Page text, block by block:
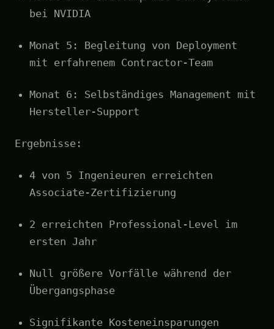
bei NVIDIA
Monat 5: Begleitung von Deployment
mit erfahrenem Contractor-Team
Monat 6: Selbständiges Management mit
Hersteller-Support
Ergebnisse:
4 von 5 Ingenieuren erreichten
Associate-Zertifizierung
2 erreichten Professional-Level im
ersten Jahr
Null größere Vorfälle während der
Übergangsphase
Signifikante Kosteneinsparungen